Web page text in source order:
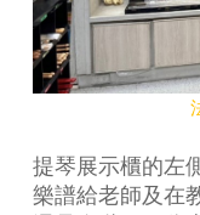
提琴展示櫃的左
樂譜給老師及在